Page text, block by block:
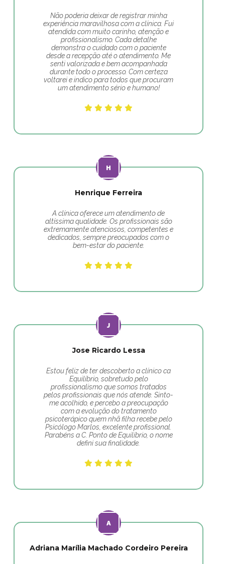
Não poderia deixar de registrar minha
experiência maravilhosa com a clínica. Fui
atendida com muito carinho, atenção e
profissionalismo. Cada detalhe
demonstra o cuidado com o paciente
desde a recepção até o atendimento. Me
senti valorizada e bem acompanhada
durante todo o processo. Com certeza
voltarei e indico para todos que procuram
um atendimento sério e humano!
Henrique Ferreira
A clínica oferece um atendimento de
altíssima qualidade. Os profissionais são
extremamente atenciosos, competentes e
dedicados, sempre preocupados com o
bem-estar do paciente.
Jose Ricardo Lessa
Estou feliz de ter descoberto a clínico ca
Equilíbrio, sobretudo pelo
profissionalismo que somos tratados
pelos profissionais que nós atende. Sinto-
me acolhido, e percebo a preocupação
com a evolução do tratamento
psicoterápico quem nhã filha recebe pelo
Psicólogo Marlos, excelente profissional.
Parabéns a C. Ponto de Equilíbrio, o nome
defini sua finalidade.
Adriana Marília Machado Cordeiro Pereira